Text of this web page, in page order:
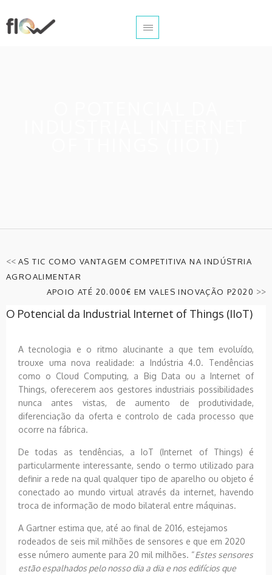
<< AS TIC COMO VANTAGEM COMPETITIVA NA INDÚSTRIA
AGROALIMENTAR
APOIO ATÉ 20.000€ EM VALES INOVAÇÃO P2020 >>
O Potencial da Industrial Internet of Things (IIoT)
A tecnologia e o ritmo alucinante a que tem evoluído,
trouxe uma nova realidade: a Indústria 4.0. Tendências
como o Cloud Computing, a Big Data ou a Internet of
Things, oferecerem aos gestores industriais possibilidades
nunca antes vistas, de aumento de produtividade,
diferenciação da oferta e controlo de cada processo que
ocorre na fábrica.
De todas as tendências, a IoT (Internet of Things) é
particularmente interessante, sendo o termo utilizado para
definir a rede na qual qualquer tipo de aparelho ou objeto é
conectado ao mundo virtual através da internet, havendo
troca de informação de modo bilateral entre máquinas.
A Gartner estima que, até ao final de 2016, estejamos
rodeados de seis mil milhões de sensores e que em 2020
esse número aumente para 20 mil milhões. “Estes sensores
estão espalhados pelo nosso dia a dia e nos edifícios que